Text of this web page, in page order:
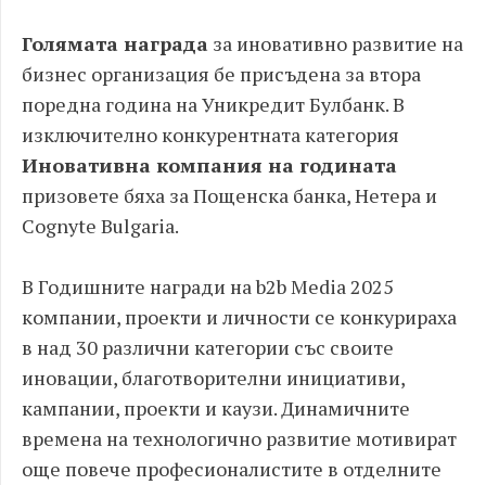
Голямата награда за иновативно развитие на
бизнес организация бе присъдена за втора
поредна година на Уникредит Булбанк. В
изключително конкурентната категория
Иновативна компания на годината
призовете бяха за Пощенска банкa, Нетера и
Cognyte Bulgaria.
В Годишните награди на b2b Media 2025
компании, проекти и личности се конкурираха
в над 30 различни категории със своите
иновации, благотворителни инициативи,
кампании, проекти и каузи. Динамичните
времена на технологично развитие мотивират
още повече професионалистите в отделните